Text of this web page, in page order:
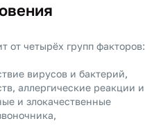
от четырёх групп факторов:
вирусов и бактерий,
аллергические реакции и
и злокачественные